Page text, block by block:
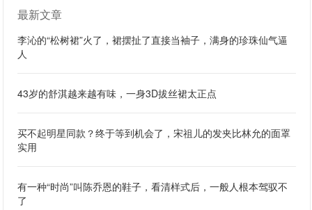
最新文章
李沁的“松树裙”火了，裙摆扯了直接当袖子，满身的珍珠仙气逼
人
43岁的舒淇越来越有味，一身3D拔丝裙太正点
买不起明星同款？终于等到机会了，宋祖儿的发夹比林允的面罩
实用
有一种“时尚”叫陈乔恩的鞋子，看清样式后，一般人根本驾驭不
了